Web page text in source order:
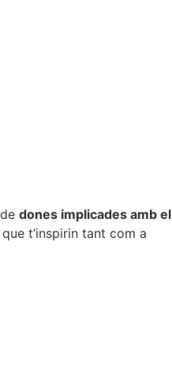
dones implicades amb el
t’inspirin tant com a